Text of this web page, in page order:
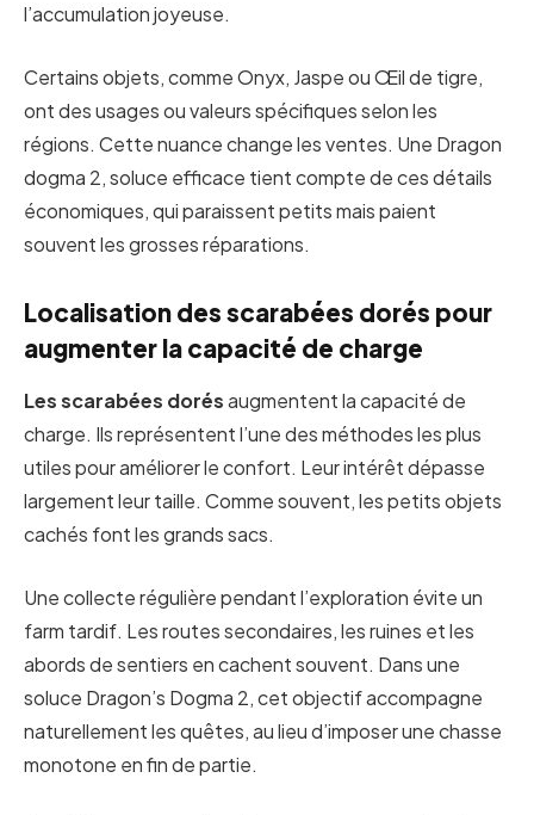
l’accumulation joyeuse.
Certains objets, comme Onyx, Jaspe ou Œil de tigre,
ont des usages ou valeurs spécifiques selon les
régions. Cette nuance change les ventes. Une Dragon
dogma 2, soluce efficace tient compte de ces détails
économiques, qui paraissent petits mais paient
souvent les grosses réparations.
Localisation des scarabées dorés pour
augmenter la capacité de charge
Les scarabées dorésaugmentent la capacité de
charge. Ils représentent l’une des méthodes les plus
utiles pour améliorer le confort. Leur intérêt dépasse
largement leur taille. Comme souvent, les petits objets
cachés font les grands sacs.
Une collecte régulière pendant l’exploration évite un
farm tardif. Les routes secondaires, les ruines et les
abords de sentiers en cachent souvent. Dans une
soluce Dragon’s Dogma 2, cet objectif accompagne
naturellement les quêtes, au lieu d’imposer une chasse
monotone en fin de partie.